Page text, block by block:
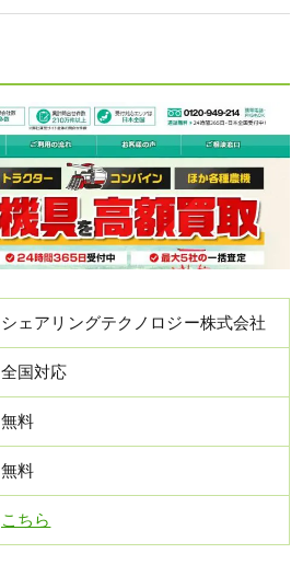
シェアリングテクノロジー株式会社
全国対応
無料
無料
こちら